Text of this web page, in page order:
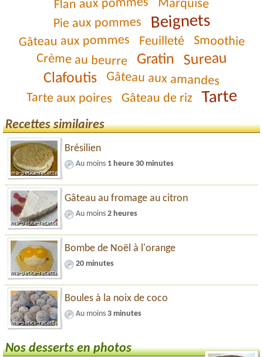
Flan aux pommes Marquise
Pie aux pommes Beignets
Gâteau aux pommes Feuilleté Smoothie
Crème au beurre Gratin Sureau
Clafoutis Gâteau aux amandes
Tarte aux poires Gâteau de riz Tarte
Recettes similaires
Brésilien
Au moins 1 heure 30 minutes
Gâteau au fromage au citron
Au moins 2 heures
Bombe de Noël à l'orange
20 minutes
Boules à la noix de coco
Au moins 3 minutes
Nos desserts en photos